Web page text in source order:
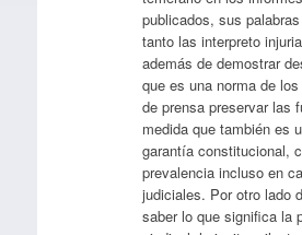
publicados, sus
tanto las interpreto
además de demostrar
que es una norma de
de prensa preservar las
medida que también es
garantía constitucional,
prevalencia incluso en
judiciales. Por otro lado
saber lo que significa la